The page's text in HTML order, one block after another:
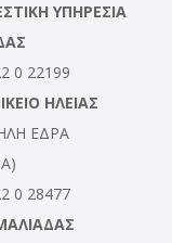
ΥΠΗΡΕΣΙΑ
0 22199
ΗΛΕΙΑΣ
ΕΔΡΑ
0 28477